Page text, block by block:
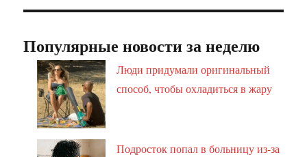
Популярные новости за неделю
Люди придумали оригинальный
способ, чтобы охладиться в жару
Подросток попал в больницу из-за